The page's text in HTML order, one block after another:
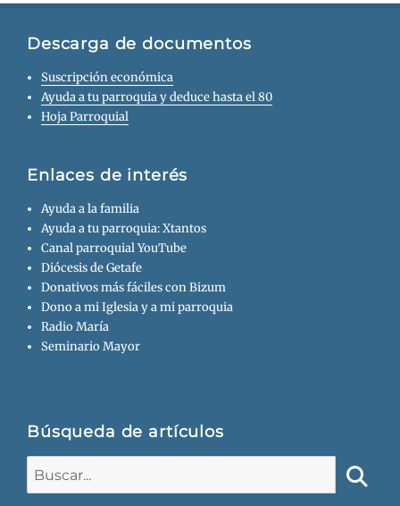
Descarga de documentos
Suscripción económica
Ayuda a tu parroquia y deduce hasta el 80
Hoja Parroquial
Enlaces de interés
Ayuda a la familia
Ayuda a tu parroquia: Xtantos
Canal parroquial YouTube
Diócesis de Getafe
Donativos más fáciles con Bizum
Dono a mi Iglesia y a mi parroquia
Radio María
Seminario Mayor
Búsqueda de artículos